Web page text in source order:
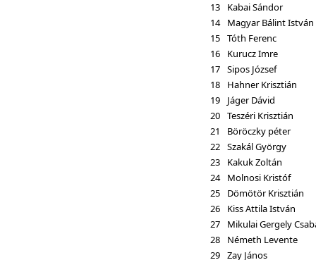
13
Kabai Sándor
14 Magyar Bálint István
15 Tóth Ferenc
16
Kurucz Imre
17 Sipos József
18
Hahner Krisztián
19
Jáger Dávid
20 Teszéri Krisztián
21
Böröczky péter
22 Szakál György
23
Kakuk Zoltán
24
Molnosi Kristóf
25
Dömötör Krisztián
26
Kiss Attila István
27
Mikulai Gergely
28
Németh Levente
29 Zay János